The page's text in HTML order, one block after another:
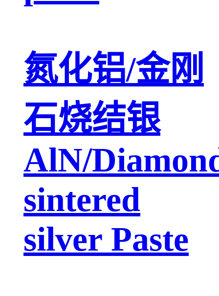
氮化铝/金刚
石烧结银
AlN/
sintered
silver Paste